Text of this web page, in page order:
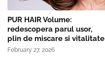
PUR HAIR Volume:
redescopera parul usor,
plin de miscare si vitalitate
February 27, 2026